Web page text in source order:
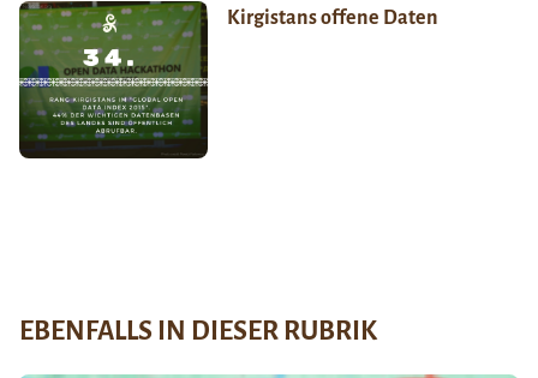
Kirgistans offene Daten
EBENFALLS IN DIESER RUBRIK